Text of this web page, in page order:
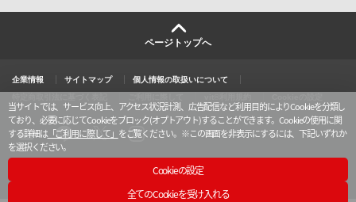
ページトップへ
企業情報 サイトマップ
個人情報の取扱いについて
y
l
r
当サイトでは、サービス向上、アクセス状況計測、広告配信など利用目的によりCookieを分類し
ており、必要に応じてCookieをブロック(オプトアウト)することができます。Cookieの使用に関
する詳細は「ご利用に際して」 をご覧ください。 ※この画面を非表示にするには、下記いずれか
を選択ください。
Cookieの設定
全てのCookieを受け入れる